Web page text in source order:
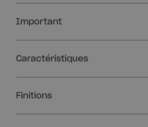
Important
Caractéristiques
Finitions